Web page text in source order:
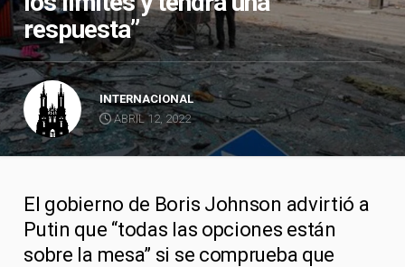
respuesta”
INTERNACIONAL
ABRIL 12, 2022
El gobierno de Boris Johnson advirtió a
Putin que “todas las opciones están
sobre la mesa” si se comprueba que